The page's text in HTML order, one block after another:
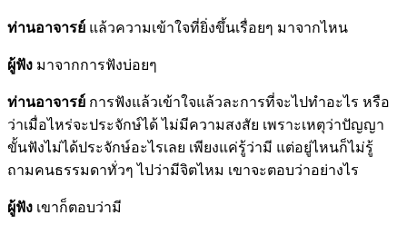
ท่านอาจารย์ แล้วความเข้าใจที่ยิ่งขึ้นเรื่อยๆ มาจากไหน
ผู้ฟัง มาจากการฟังบ่อยๆ
ท่านอาจารย์ การฟังแล้วเข้าใจแล้วละการที่จะไปทำอะไร หรือ
ว่าเมื่อไหร่จะประจักษ์ได้ ไม่มีความสงสัย เพราะเหตุว่าปัญญา
ขั้นฟังไม่ได้ประจักษ์อะไรเลย เพียงแค่รู้ว่ามี แต่อยู่ไหนก็ไม่รู้
ถามคนธรรมดาทั่วๆ ไปว่ามีจิตไหม เขาจะตอบว่าอย่างไร
ผู้ฟัง เขาก็ตอบว่ามี